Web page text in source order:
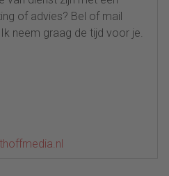
of advies? Bel of mail
neem graag de tijd voor je.